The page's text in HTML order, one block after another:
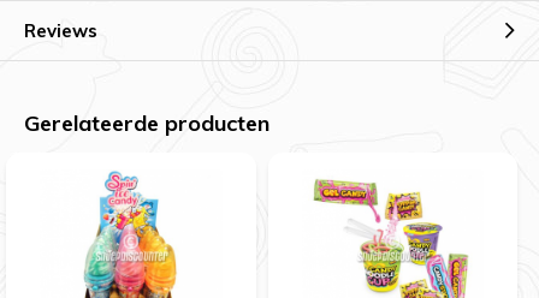
Reviews
Gerelateerde producten